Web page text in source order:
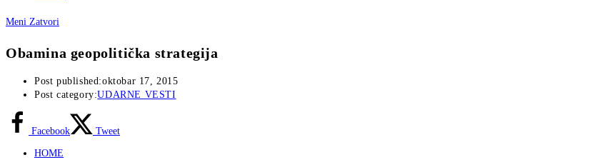
Meni Zatvori
Obamina geopolitička strategija
Post published:oktobar 17, 2015
Post category:UDARNE VESTI
Facebook Tweet
HOME